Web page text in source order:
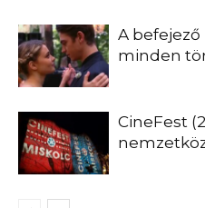
A befejező
minden
CineFest